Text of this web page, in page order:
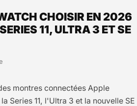
CHOISIR EN 2026
11, ULTRA 3 ET SE
montres connectées Apple
Series 11, l'Ultra 3 et la nouvelle SE